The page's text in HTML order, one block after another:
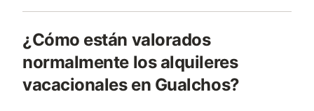
¿Cómo están valorados
normalmente los alquileres
vacacionales en Gualchos?